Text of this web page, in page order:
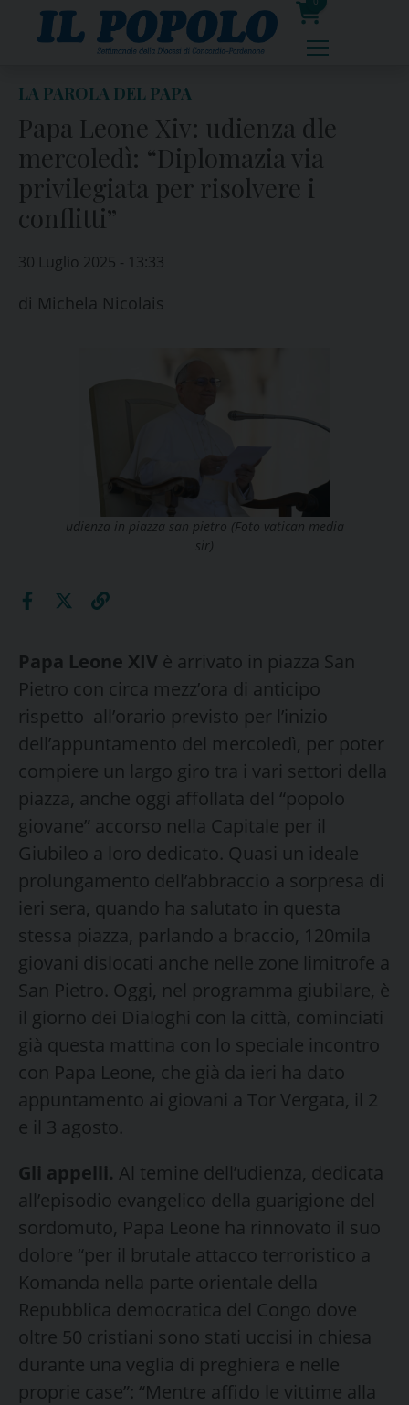
0
prodotti
LA PAROLA DEL PAPA
Papa Leone Xiv: udienza dle
mercoledì: “Diplomazia via
privilegiata per risolvere i
conflitti”
30 Luglio 2025 - 13:33
di Michela Nicolais
udienza in piazza san pietro (Foto vatican media
sir)
Papa Leone XIV è arrivato in piazza San
Pietro con circa mezz’ora di anticipo
rispetto all’orario previsto per l’inizio
dell’appuntamento del mercoledì, per poter
compiere un largo giro tra i vari settori della
piazza, anche oggi affollata del “popolo
giovane” accorso nella Capitale per il
Giubileo a loro dedicato. Quasi un ideale
prolungamento dell’abbraccio a sorpresa di
ieri sera, quando ha salutato in questa
stessa piazza, parlando a braccio, 120mila
giovani dislocati anche nelle zone limitrofe a
San Pietro. Oggi, nel programma giubilare, è
il giorno dei Dialoghi con la città, cominciati
già questa mattina con lo speciale incontro
con Papa Leone, che già da ieri ha dato
appuntamento ai giovani a Tor Vergata, il 2
e il 3 agosto.
Gli appelli. Al temine dell’udienza, dedicata
all’episodio evangelico della guarigione del
sordomuto, Papa Leone ha rinnovato il suo
dolore “per il brutale attacco terroristico a
Komanda nella parte orientale della
Repubblica democratica del Congo dove
oltre 50 cristiani sono stati uccisi in chiesa
durante una veglia di preghiera e nelle
proprie case”: “Mentre affido le vittime alla